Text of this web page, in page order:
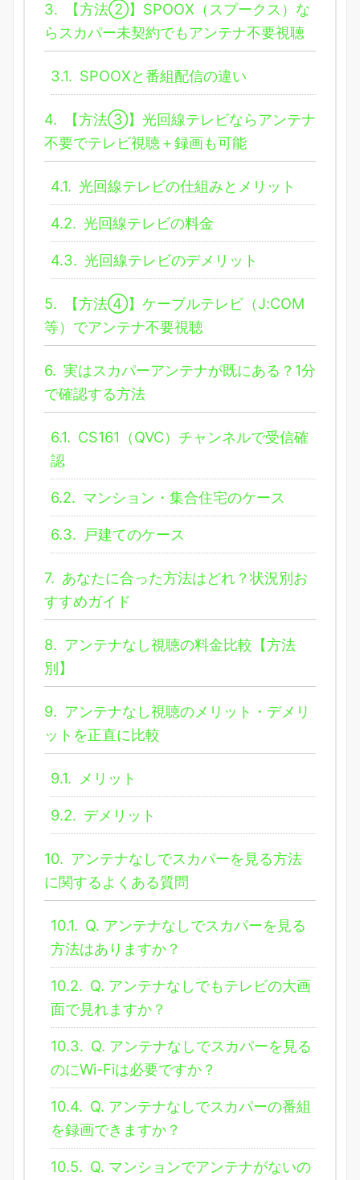
3.
【方法②】SPOOX（スプークス）な
らスカパー未契約でもアンテナ不要視聴
3.1. SPOOXと番組配信の違い
4.
【方法③】光回線テレビならアンテナ
不要でテレビ視聴＋録画も可能
4.1. 光回線テレビの仕組みとメリット
4.2. 光回線テレビの料金
4.3. 光回線テレビのデメリット
5.
【方法④】ケーブルテレビ（J:COM
等）でアンテナ不要視聴
6. 実はスカパーアンテナが既にある？1分
で確認する方法
6.1. CS161（QVC）チャンネルで受信確
認
6.2. マンション・集合住宅のケース
6.3. 戸建てのケース
7. あなたに合った方法はどれ？状況別お
すすめガイド
8. アンテナなし視聴の料金比較【方法
別】
9. アンテナなし視聴のメリット・デメリ
ットを正直に比較
9.1. メリット
9.2. デメリット
10. アンテナなしでスカパーを見る方法
に関するよくある質問
10.1. Q. アンテナなしでスカパーを見る
方法はありますか？
10.2. Q. アンテナなしでもテレビの大画
面で見れますか？
10.3. Q. アンテナなしでスカパーを見る
のにWi-Fiは必要ですか？
10.4. Q. アンテナなしでスカパーの番組
を録画できますか？
10.5. Q. マンションでアンテナがないの